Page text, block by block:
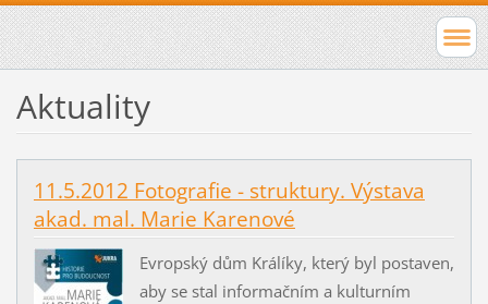
Aktuality
11.5.2012 Fotografie - struktury. Výstava
akad. mal. Marie Karenové
Evropský dům Králíky, který byl postaven,
aby se stal informačním a kulturním